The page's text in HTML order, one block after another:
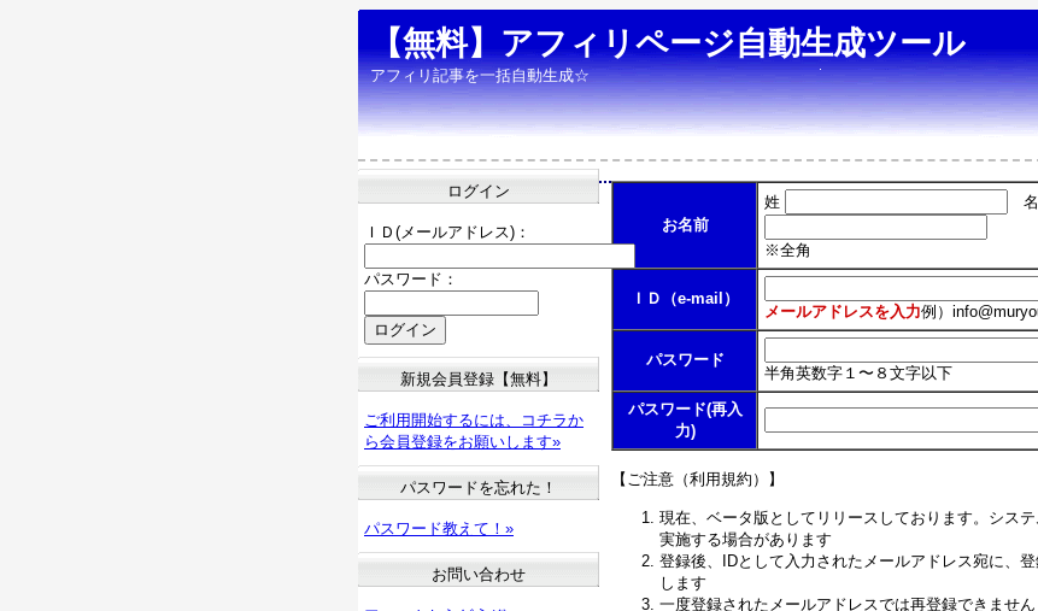
【無料】アフィリページ自動生成ツール
アフィリ記事を一括自動生成☆
お名前
姓 名
※全角
ＩＤ（e-mail）
メールアドレスを入力例）
パスワード
半角英数字１〜８文字以下
パスワード(再入
力)
【ご注意（利用規約）】
現在、ベータ版としてリリースしております。シス
実施する場合があります
登録後、IDとして入力されたメールアドレス宛に、
します
一度登録されたメールアドレスでは再登録できません
ログイン
ＩＤ(メールアドレス)：
パスワード：
新規会員登録【無料】
ご利用開始するには、コチラか
ら会員登録をお願いします»
パスワードを忘れた！
パスワード教えて！»
お問い合わせ